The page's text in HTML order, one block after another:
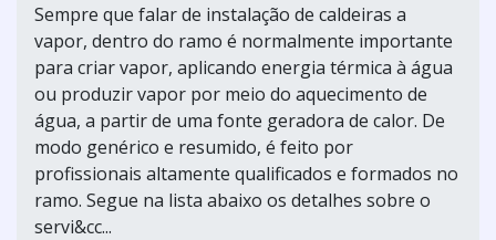
Sempre que falar de instalação de caldeiras a
vapor, dentro do ramo é normalmente importante
para criar vapor, aplicando energia térmica à água
ou produzir vapor por meio do aquecimento de
água, a partir de uma fonte geradora de calor. De
modo genérico e resumido, é feito por
profissionais altamente qualificados e formados no
ramo. Segue na lista abaixo os detalhes sobre o
servi&cc...